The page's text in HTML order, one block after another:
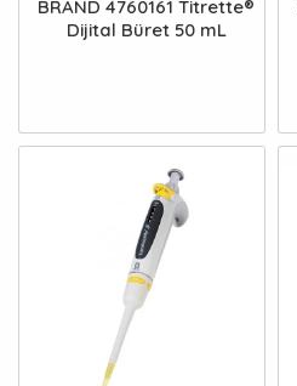
BRAND 4760161 Titrette®
Dijital Büret 50 mL